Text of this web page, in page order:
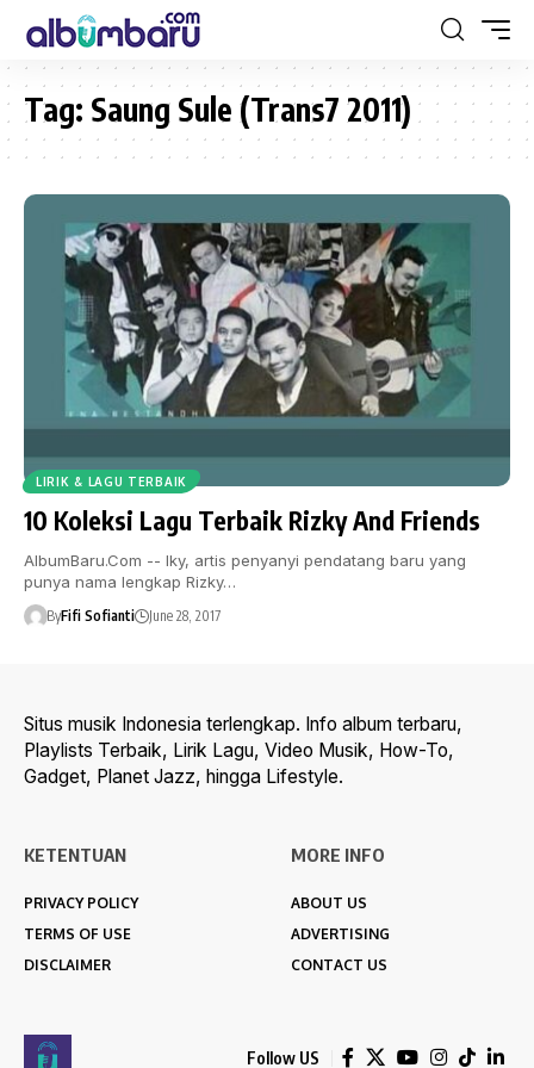
Tag: Saung Sule (Trans7 2011)
LIRIK & LAGU TERBAIK
10 Koleksi Lagu Terbaik Rizky And Friends
AlbumBaru.Com -- Iky, artis penyanyi pendatang baru yang
punya nama lengkap Rizky…
ByFifi Sofianti June 28, 2017
Situs musik Indonesia terlengkap. Info album terbaru,
Playlists Terbaik, Lirik Lagu, Video Musik, How-To,
Gadget, Planet Jazz, hingga Lifestyle.
KETENTUAN
PRIVACY POLICY
TERMS OF USE
DISCLAIMER
MORE INFO
ABOUT US
ADVERTISING
CONTACT US
Follow US